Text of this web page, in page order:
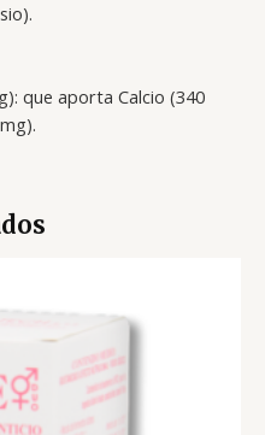
que aporta Calcio (340